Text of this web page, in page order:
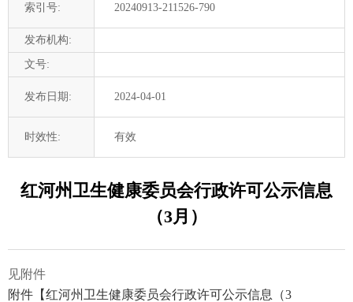
索引号: 20240913-211526-790
发布机构:
文号:
发布日期: 2024-04-01
时效性: 有效
红河州卫生健康委员会行政许可公示信息
（3月）
见附件
附件【红河州卫生健康委员会行政许可公示信息（3